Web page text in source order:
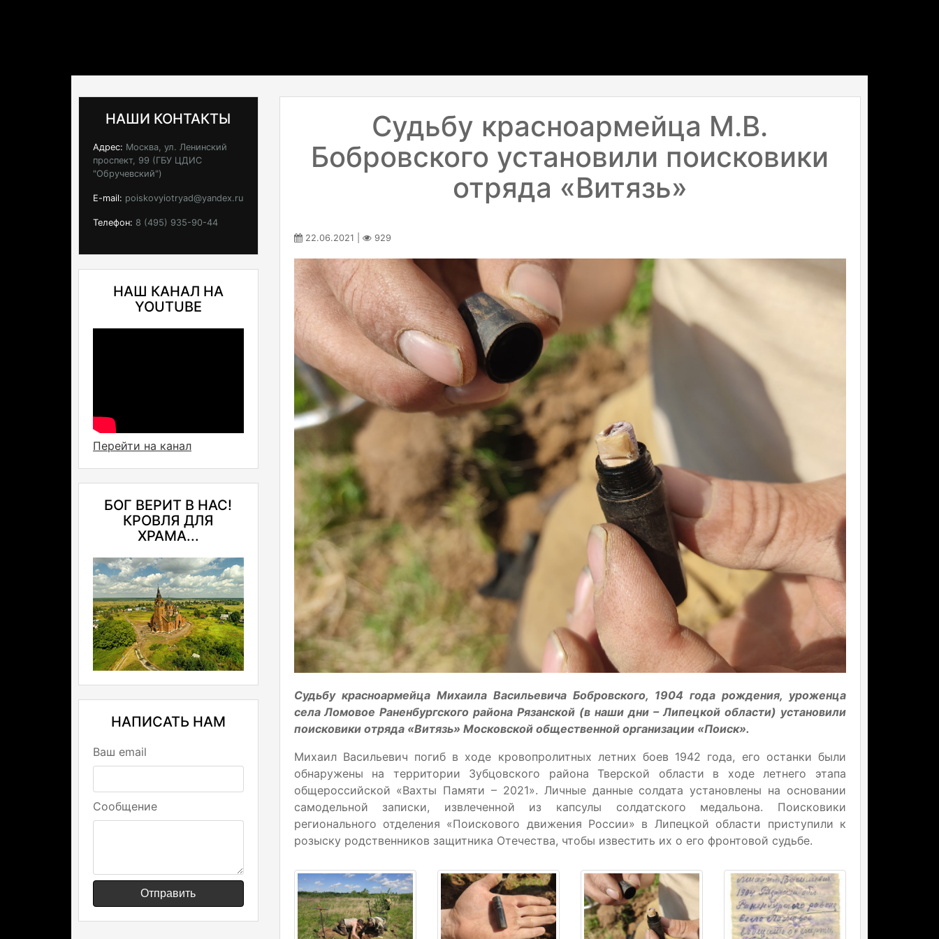
НАШИ КОНТАКТЫ
Адрес: Москва, ул. Ленинский
проспект, 99 (ГБУ ЦДИС
"Обручевский")
E-mail: poiskovyiotryad@yandex.ru
Телефон: 8 (495) 935-90-44
НАШ КАНАЛ НА
YOUTUBE
Перейти на канал
БОГ ВЕРИТ В НАС!
КРОВЛЯ ДЛЯ
ХРАМА...
НАПИСАТЬ НАМ
Ваш email
Сообщение
Отправить
Судьбу красноармейца М.В.
Бобровского установили поисковики
отряда «Витязь»
22.06.2021 | 929
Судьбу красноармейца Михаила Васильевича Бобровского, 1904 года рождения, уроженца
села Ломовое Раненбургского района Рязанской (в наши дни – Липецкой области) установили
поисковики отряда «Витязь» Московской общественной организации «Поиск».
Михаил Васильевич погиб в ходе кровопролитных летних боев 1942 года, его останки были
обнаружены на территории Зубцовского района Тверской области в ходе летнего этапа
общероссийской «Вахты Памяти – 2021». Личные данные солдата установлены на основании
самодельной записки, извлеченной из капсулы солдатского медальона. Поисковики
регионального отделения «Поискового движения России» в Липецкой области приступили к
розыску родственников защитника Отечества, чтобы известить их о его фронтовой судьбе.